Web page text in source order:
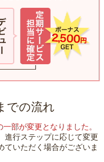
での流れ
部が変更となりました。
進行ステップに応じて変更
ていただく場合がございま